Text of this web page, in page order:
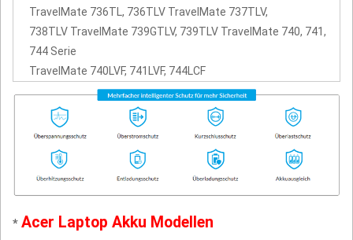
TravelMate 736TL, 736TLV TravelMate 737TLV,
738TLV TravelMate 739GTLV, 739TLV TravelMate 740, 741,
744 Serie
TravelMate 740LVF, 741LVF, 744LCF
* Acer Laptop Akku Modellen